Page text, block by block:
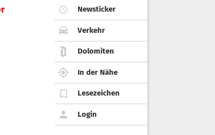
Newsticker
Verkehr
Dolomiten
In der Nähe
Lesezeichen
Login